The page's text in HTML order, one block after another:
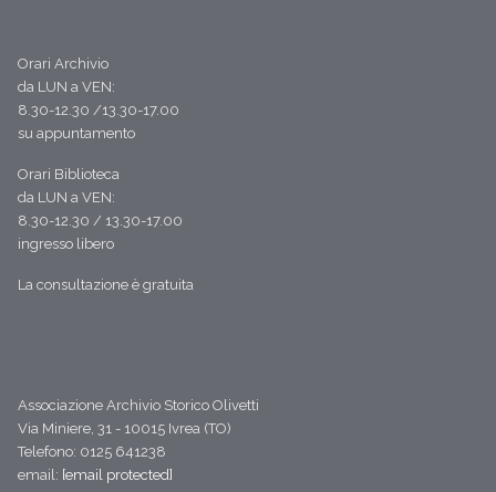
Orari Archivio
da LUN a VEN:
8.30-12.30 /13.30-17.00
su appuntamento
Orari Biblioteca
da LUN a VEN:
8.30-12.30 / 13.30-17.00
ingresso libero
La consultazione è gratuita
Associazione Archivio Storico Olivetti
Via Miniere, 31 - 10015 Ivrea (TO)
Telefono: 0125 641238
email: [email protected]